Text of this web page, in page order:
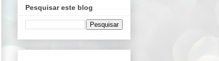
Pesquisar este blog